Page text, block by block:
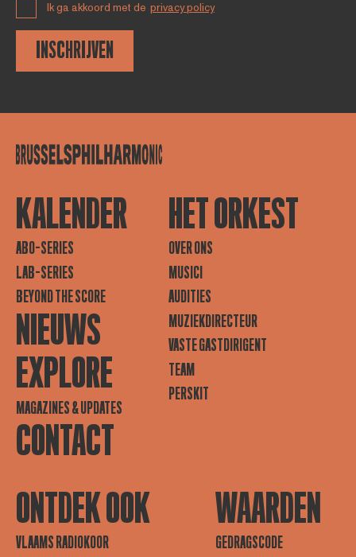
Ik ga akkoord met de privacy policy
INSCHRIJVEN
KALENDER
ABO-SERIES
LAB-SERIES
BEYOND THE SCORE
NIEUWS
EXPLORE
MAGAZINES & UPDATES
CONTACT
HET ORKEST
OVER ONS
MUSICI
AUDITIES
MUZIEKDIRECTEUR
VASTE GASTDIRIGENT
TEAM
PERSKIT
ONTDEK OOK
VLAAMS RADIOKOOR
WAARDEN
GEDRAGSCODE